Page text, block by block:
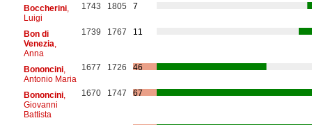
Boccherini,
Luigi
1743 1805 7
Bon di
Venezia
Anna
1739 1767 11
Bononcini,
Antonio Maria
1677 1726 46
Bononcini,
Giovanni
Battista
1670 1747 67